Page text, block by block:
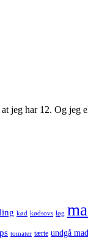
jeg har 12. Og jeg
kød kødsovs løg
tomater tærte undgå